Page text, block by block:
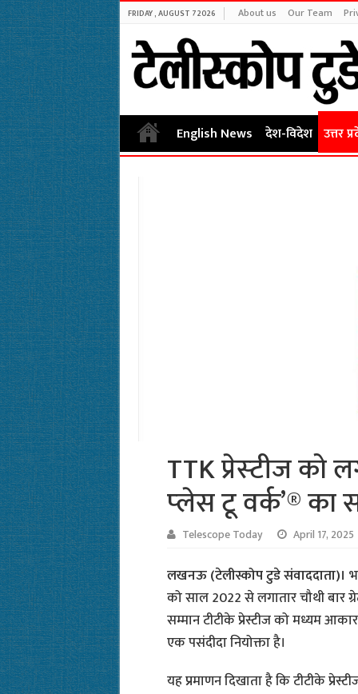
FRIDAY , AUGUST 7 2026 About us Our Team
English News देश-विदेश उत्तर
TTK प्रेस्‍टीज को
प्‍लेस टू वर्क’® का
Telescope Today April 17, 2025
लखनऊ (टेलीस्कोप टुडे संवाददाता)।
को साल 2022 से लगातार चौथी बार
सम्मान टीटीके प्रेस्टीज को मध्यम
एक पसंदीदा नियोक्ता है।
यह प्रमाणन दिखाता है कि टीटीके